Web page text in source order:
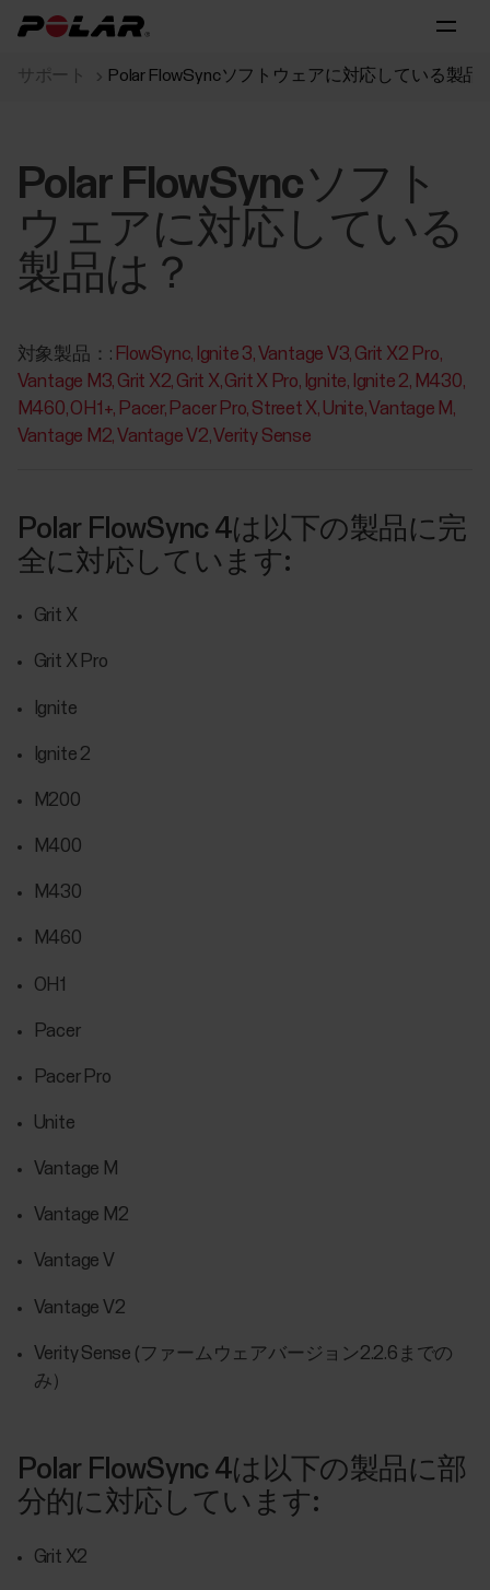
サポート Polar FlowSyncソフトウェアに対応している製品
Polar FlowSyncソフト
ウェアに対応している
製品は？
対象製品：: FlowSync Ignite 3 Vantage V3 Grit X2 Pro
Vantage M3 Grit X2 Grit X Grit X Pro Ignite Ignite 2 M430
M460 OH1+ Pacer Pacer Pro Street X Unite Vantage M
Vantage M2 Vantage V2 Verity Sense
Polar FlowSync 4は以下の製品に完
全に対応しています:
Grit X
Grit X Pro
Ignite
Ignite 2
M200
M400
M430
M460
OH1
Pacer
Pacer Pro
Unite
Vantage M
Vantage M2
Vantage V
Vantage V2
Verity Sense (ファームウェアバージョン2.2.6までの
み）
Polar FlowSync 4は以下の製品に部
分的に対応しています:
Grit X2